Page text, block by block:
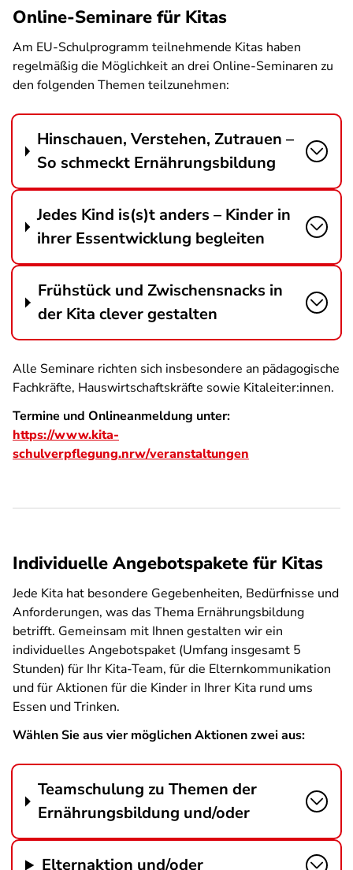
Online-Seminare für Kitas
Am EU-Schulprogramm teilnehmende Kitas haben
regelmäßig die Möglichkeit an drei Online-Seminaren zu
den folgenden Themen teilzunehmen:
Hinschauen, Verstehen, Zutrauen –
So schmeckt Ernährungsbildung
Jedes Kind is(s)t anders – Kinder in
ihrer Essentwicklung begleiten
Frühstück und Zwischensnacks in
der Kita clever gestalten
Alle Seminare richten sich insbesondere an pädagogische
Fachkräfte, Hauswirtschaftskräfte sowie Kitaleiter:innen.
Termine und Onlineanmeldung unter:
https://www.kita-
schulverpflegung.nrw/veranstaltungen
Individuelle Angebotspakete für Kitas
Jede Kita hat besondere Gegebenheiten, Bedürfnisse und
Anforderungen, was das Thema Ernährungsbildung
betrifft. Gemeinsam mit Ihnen gestalten wir ein
individuelles Angebotspaket (Umfang insgesamt 5
Stunden) für Ihr Kita-Team, für die Elternkommunikation
und für Aktionen für die Kinder in Ihrer Kita rund ums
Essen und Trinken.
Wählen Sie aus vier möglichen Aktionen zwei aus:
Teamschulung zu Themen der
Ernährungsbildung und/oder
Elternaktion und/oder